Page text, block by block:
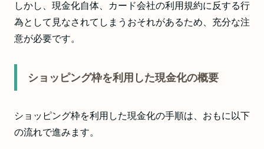
しかし、現金化自体、カード会社の利用規約に反する行
為として見なされてしまうおそれがあるため、充分な注
意が必要です。
ショッピング枠を利用した現金化の概要
ショッピング枠を利用した現金化の手順は、おもに以下
の流れで進みます。